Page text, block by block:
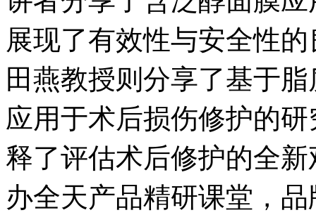
展现了有效性与安全性
田燕教授则分享了基于
应用于术后损伤修护的
释了评估术后修护的全
办全天产品精研课堂，